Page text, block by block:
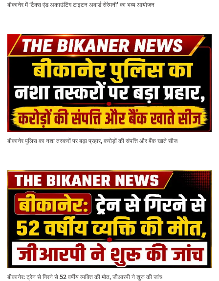
बीकानेर में ‘टैक्स एंड अकाउंटिंग टाइटन अवार्ड सेरेमनी’ का भव्य आयोजन
बीकानेर पुलिस का नशा तस्करों पर बड़ा प्रहार, करोड़ों की संपत्ति और बैंक खाते सीज
बीकानेर: ट्रेन से गिरने से 52 वर्षीय व्यक्ति की मौत, जीआरपी ने शुरू की जांच